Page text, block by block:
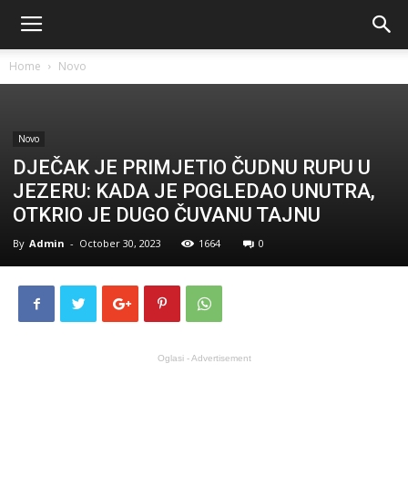
Home Novo
Novo
DJEČAK JE PRIMJETIO ČUDNU RUPU U
JEZERU: KADA JE POGLEDAO UNUTRA,
OTKRIO JE DUGO ČUVANU TAJNU
By Admin - October 30, 2023 1664 0
Oglasi - Advertisement